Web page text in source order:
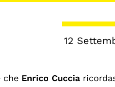
12
che Enrico Cuccia